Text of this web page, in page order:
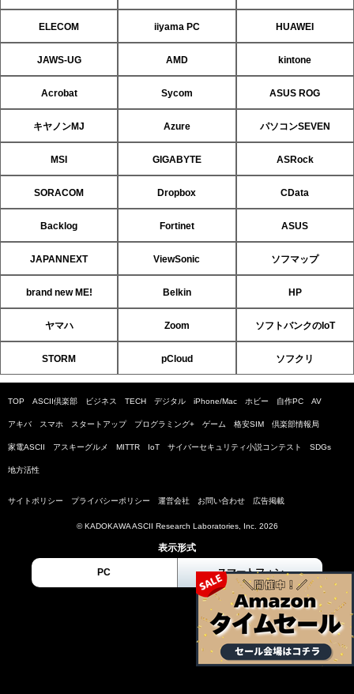
ELECOM iiyama PC HUAWEI
JAWS-UG AMD kintone
Acrobat Sycom ASUS ROG
キヤノンMJ Azure パソコンSEVEN
MSI GIGABYTE ASRock
SORACOM Dropbox CData
Backlog Fortinet ASUS
JAPANNEXT ViewSonic ソフマップ
brand new ME! Belkin HP
ヤマハ Zoom ソフトバンクのIoT
STORM pCloud ソフクリ
TOP ASCII倶楽部 ビジネス TECH デジタル iPhone/Mac ホビー 自作PC AV
アキバ スマホ スタートアップ プログラミング+ ゲーム 格安SIM 倶楽部情報局
家電ASCII アスキーグルメ MITTR IoT サイバーセキュリティ小説コンテスト SDGs
地方活性
サイトポリシー プライバシーポリシー 運営会社 お問い合わせ 広告掲載
© KADOKAWA ASCII Research Laboratories, Inc. 2026
表示形式
PC スマートフォン